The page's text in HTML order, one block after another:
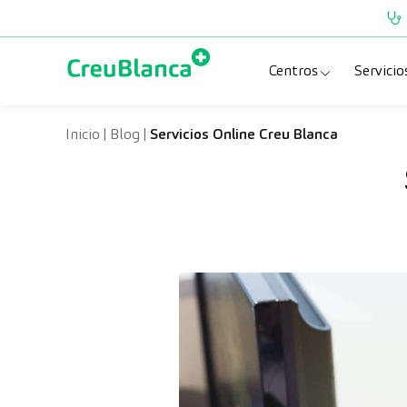
Centros
Clínica CreuBlanca
CreuBlanca
Centros Aragón
Inicio | Blog | Servicios Online Creu Blanca